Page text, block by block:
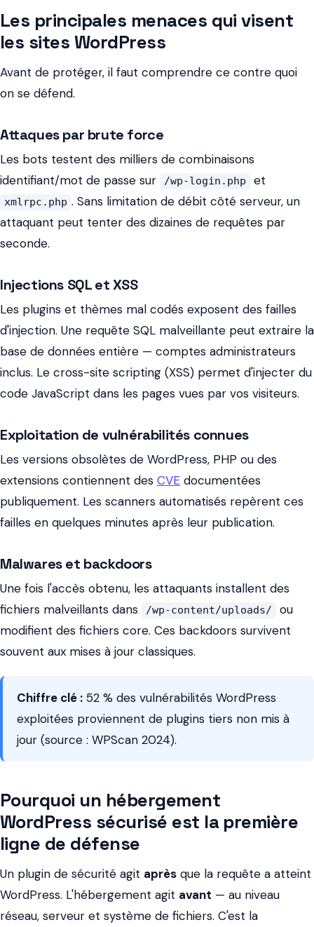
Les principales menaces qui visent
les sites WordPress
Avant de protéger, il faut comprendre ce contre quoi
on se défend.
Attaques par brute force
Les bots testent des milliers de combinaisons
identifiant/mot de passe sur
/wp-login.php et
xmlrpc.php . Sans limitation de débit côté serveur, un
attaquant peut tenter des dizaines de requêtes par
seconde.
Injections SQL et XSS
Les plugins et thèmes mal codés exposent des failles
d'injection. Une requête SQL malveillante peut extraire la
base de données entière — comptes administrateurs
inclus. Le cross-site scripting (XSS) permet d'injecter du
code JavaScript dans les pages vues par vos visiteurs.
Exploitation de vulnérabilités connues
Les versions obsolètes de WordPress, PHP ou des
extensions contiennent des CVE documentées
publiquement. Les scanners automatisés repèrent ces
failles en quelques minutes après leur publication.
Malwares et backdoors
Une fois l'accès obtenu, les attaquants installent des
fichiers malveillants dans
/wp-content/uploads/
ou
modifient des fichiers core. Ces backdoors survivent
souvent aux mises à jour classiques.
Chiffre clé : 52 % des vulnérabilités WordPress
exploitées proviennent de plugins tiers non mis à
jour (source : WPScan 2024).
Pourquoi un hébergement
WordPress sécurisé est la première
ligne de défense
Un plugin de sécurité agit après que la requête a atteint
WordPress. L'hébergement agit avant — au niveau
réseau, serveur et système de fichiers. C'est la